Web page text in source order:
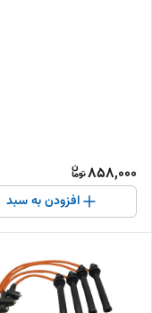
858,000
افزودن به سبد